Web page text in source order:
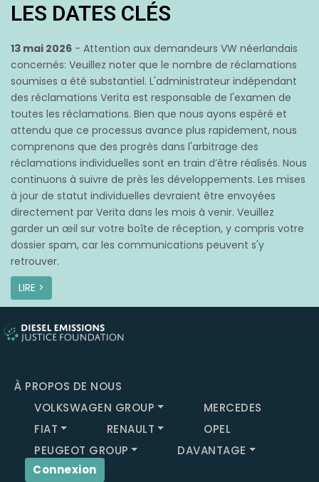
LES DATES CLÉS
13 mai 2026 - Attention aux demandeurs VW néerlandais
concernés: Veuillez noter que le nombre de réclamations
soumises a été substantiel. L'administrateur indépendant
des réclamations Verita est responsable de l'examen de
toutes les réclamations. Bien que nous ayons espéré et
attendu que ce processus avance plus rapidement, nous
comprenons que des progrès dans l'arbitrage des
réclamations individuelles sont en train d’être réalisés. Nous
continuons à suivre de près les développements. Les mises
à jour de statut individuelles devraient être envoyées
directement par Verita dans les mois à venir. Veuillez
garder un œil sur votre boîte de réception, y compris votre
dossier spam, car les communications peuvent s'y
retrouver.
LIRE >
À PROPOS DE NOUS
VOLKSWAGEN GROUP
MERCEDES
FIAT
RENAULT
OPEL
PEUGEOT GROUP
DAVANTAGE
Connexion